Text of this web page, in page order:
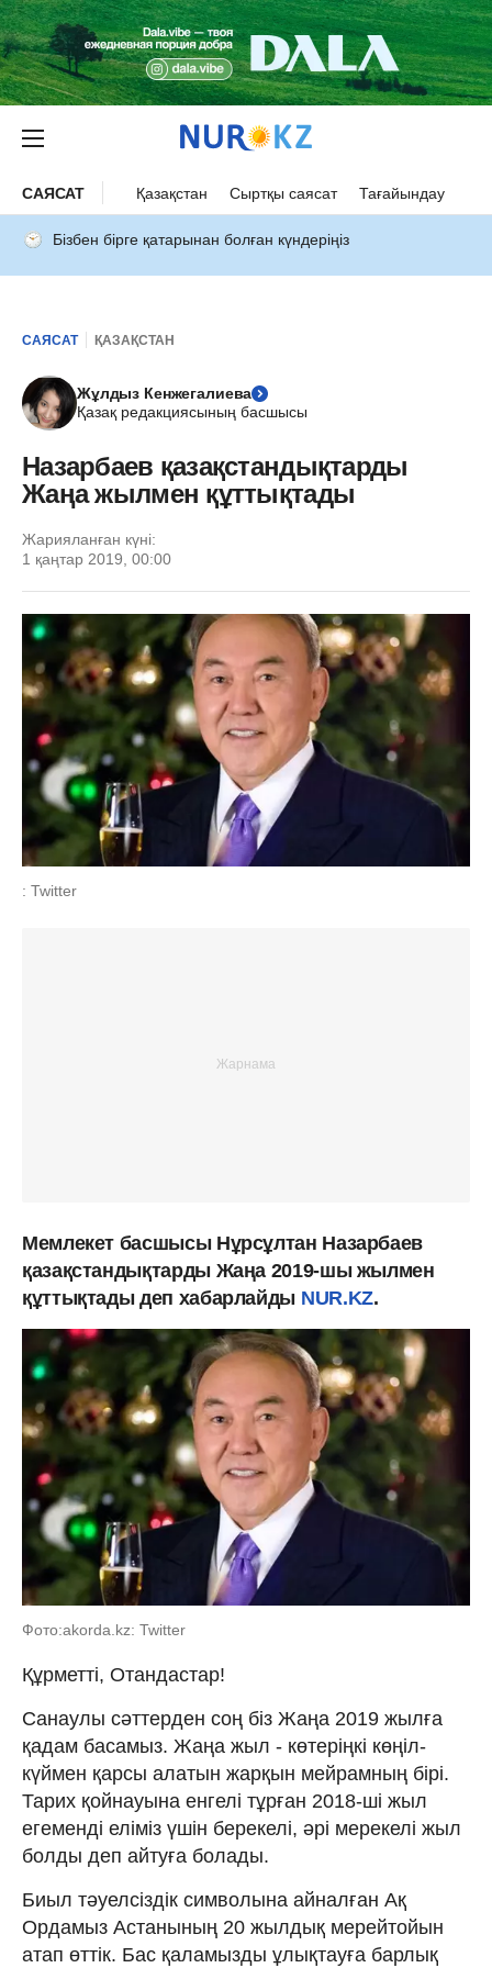
САЯСАТ Қазақстан Сыртқы саясат Тағайындау
Бізбен бірге қатарынан болған күндеріңіз
САЯСАТ ҚАЗАҚСТАН
Жұлдыз Кенжегалиева
Қазақ редакциясының басшысы
Назарбаев қазақстандықтарды
Жаңа жылмен құттықтады
Жарияланған күні:
1 қаңтар 2019, 00:00
: Twitter
Мемлекет басшысы Нұрсұлтан Назарбаев
қазақстандықтарды Жаңа 2019-шы жылмен
құттықтады деп хабарлайды NUR.KZ.
Фото:akorda.kz: Twitter
Құрметті, Отандастар!
Санаулы сәттерден соң біз Жаңа 2019 жылға
қадам басамыз. Жаңа жыл - көтеріңкі көңіл-
күймен қарсы алатын жарқын мейрамның бірі.
Тарих қойнауына енгелі тұрған 2018-ші жыл
егеменді еліміз үшін берекелі, әрі мерекелі жыл
болды деп айтуға болады.
Биыл тәуелсіздік символына айналған Ақ
Ордамыз Астанының 20 жылдық мерейтойын
атап өттік. Бас қаламызды ұлықтауға барлық